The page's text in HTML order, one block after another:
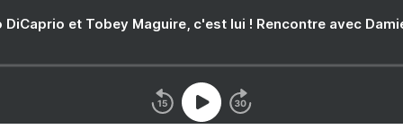
DiCaprio et Tobey Maguire, c'est lui ! Rencontre avec